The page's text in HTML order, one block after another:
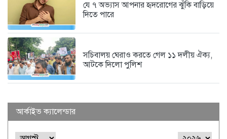
যে ৭ অভ্যাস আপনার হৃদরোগের ঝুঁকি বাড়িয়ে
দিতে পারে
সচিবালয় ঘেরাও করতে গেল ১১ দলীয় ঐক্য,
আটকে দিলো পুলিশ
আর্কাইভ ক্যালেন্ডার